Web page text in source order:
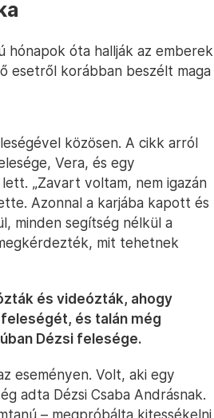
hónapok óta hallják az emberek
esetről korábban beszélt maga
közösen. A cikk arról
Vera, és egy
„Zavart voltam, nem igazán
Azonnal a karjába kapott és
minden segítség nélkül a
mit tehetnek
és videózták, ahogy
és talán még
Dézsi felesége.
eseményen. Volt, aki egy
adta Dézsi Csaba Andrásnak.
– megpróbálta kitessékelni